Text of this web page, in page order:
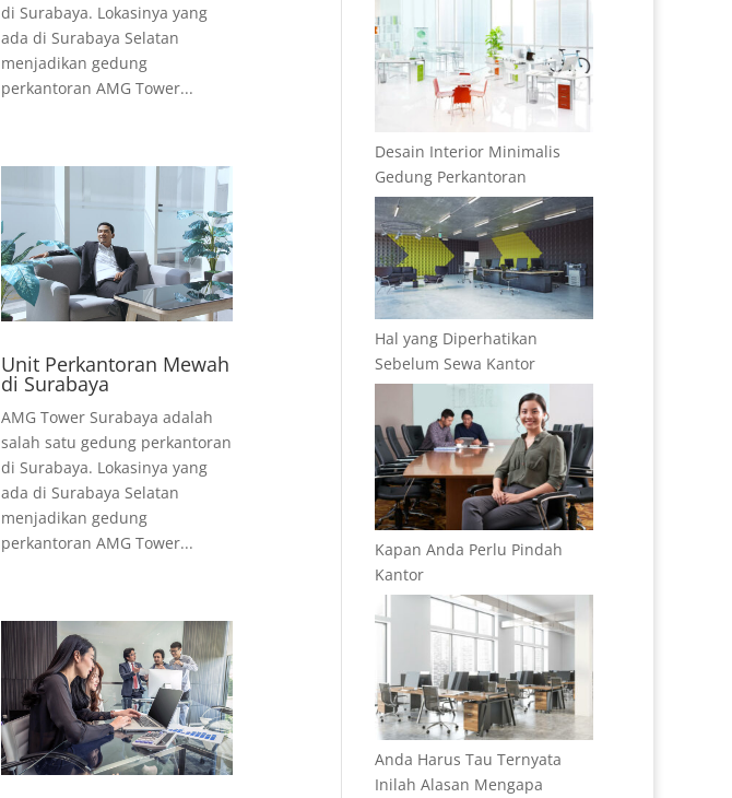
di Surabaya. Lokasinya yang
ada di Surabaya Selatan
menjadikan gedung
perkantoran AMG Tower...
Unit Perkantoran Mewah
di Surabaya
AMG Tower Surabaya adalah
salah satu gedung perkantoran
di Surabaya. Lokasinya yang
ada di Surabaya Selatan
menjadikan gedung
perkantoran AMG Tower...
Desain Interior Minimalis
Gedung Perkantoran
Hal yang Diperhatikan
Sebelum Sewa Kantor
Kapan Anda Perlu Pindah
Kantor
Anda Harus Tau Ternyata
Inilah Alasan Mengapa